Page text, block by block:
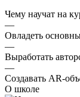
Чему научат на
—
Овладеть
—
Выработать
—
Создавать AR-
О школе